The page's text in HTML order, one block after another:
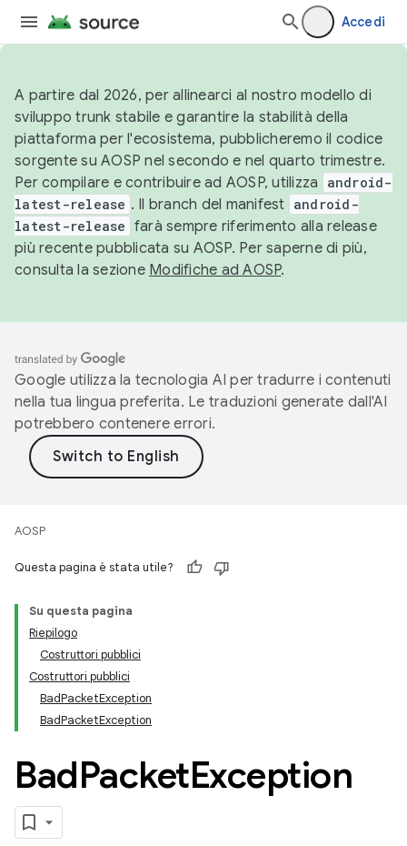
Accedi
A partire dal 2026, per allinearci al nostro modello di
sviluppo trunk stabile e garantire la stabilità della
piattaforma per l'ecosistema, pubblicheremo il codice
sorgente su AOSP nel secondo e nel quarto trimestre.
Per compilare e contribuire ad AOSP, utilizza
android-
latest-release . Il branch del manifest android-
latest-release farà sempre riferimento alla release
più recente pubblicata su AOSP. Per saperne di più,
consulta la sezione Modifiche ad AOSP.
Google utilizza la tecnologia AI per tradurre i contenuti
nella tua lingua preferita. Le traduzioni generate dall'AI
potrebbero contenere errori.
AOSP
Questa pagina è stata utile?
Su questa pagina
Riepilogo
Costruttori pubblici
Costruttori pubblici
BadPacketException
BadPacketException
BadPacketException